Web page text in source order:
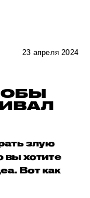
23 апреля 2024
злую
вы хотите
Вот как